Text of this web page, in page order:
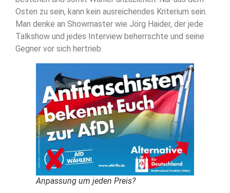
Osten zu sein, kann kein ausreichendes Kriterium sein.
Man denke an Showmaster wie Jörg Haider, der jede
Talkshow und jedes Interview beherrschte und seine
Gegner vor sich hertrieb.
Anpassung um jeden Preis?